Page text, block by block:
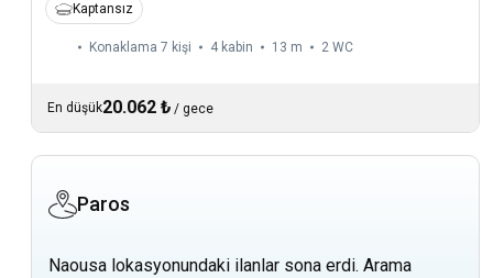
Kaptansız
Konaklama 7 kişi 4 kabin 13 m 2 WC
En düşük20.062 ₺ / gece
Paros
Naousa lokasyonundaki ilanlar sona erdi. Arama